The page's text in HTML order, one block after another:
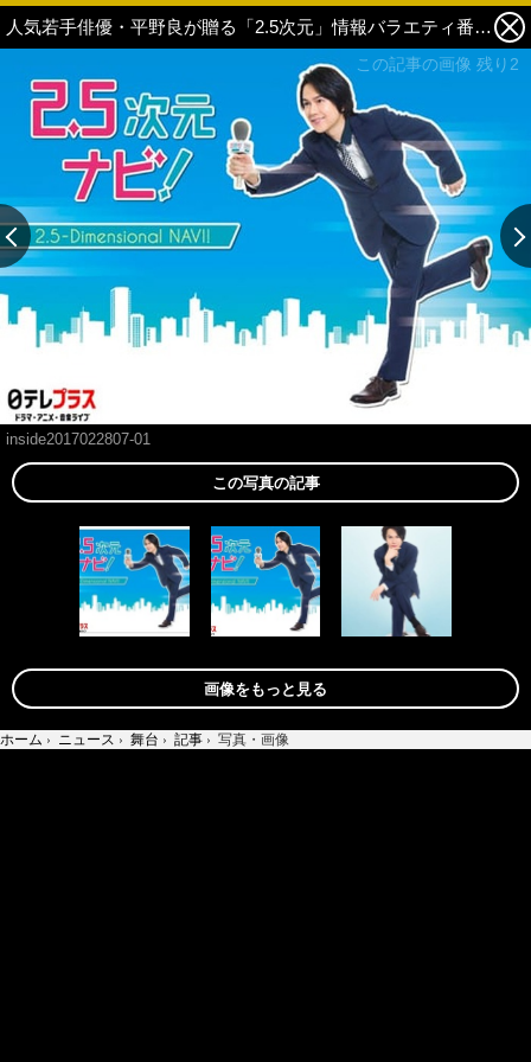
人気若手俳優・平野良が贈る「2.5次元」情報バラエティ番組がスタート！ 日テレプラスで４月から毎月放送へ 2枚目の写真・画像
inside2017022807-01
この記事の画像 残り2
この写真の記事
画像をもっと見る
ホーム › ニュース › 舞台 › 記事 › 写真・画像